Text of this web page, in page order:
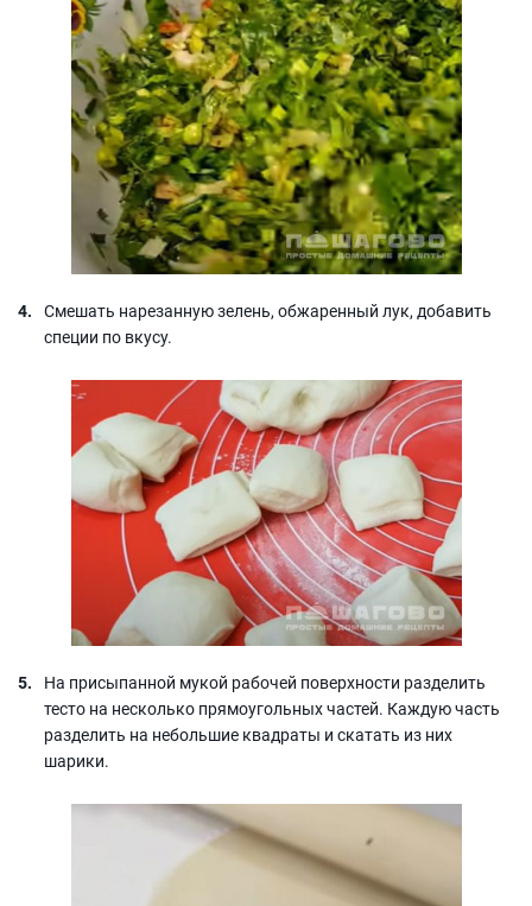
Смешать нарезанную зелень, обжаренный лук, добавить
специи по вкусу.
На присыпанной мукой рабочей поверхности разделить
тесто на несколько прямоугольных частей. Каждую часть
разделить на небольшие квадраты и скатать из них
шарики.